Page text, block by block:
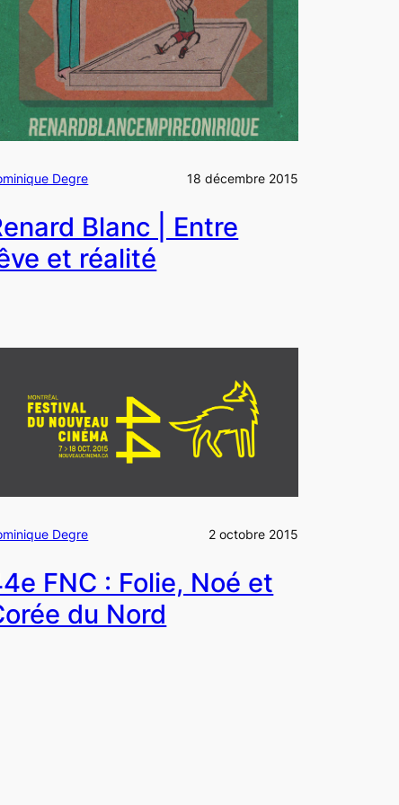
Degre 18 décembre 2015
Blanc | Entre
et réalité
Degre 2 octobre 2015
FNC : Folie, Noé et
du Nord